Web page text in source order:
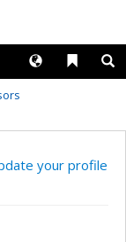
Liens
Langues
your profile